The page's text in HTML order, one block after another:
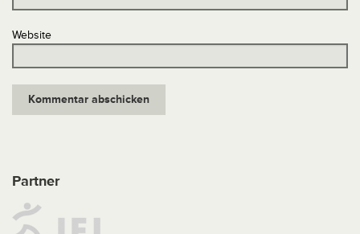
Website
Partner